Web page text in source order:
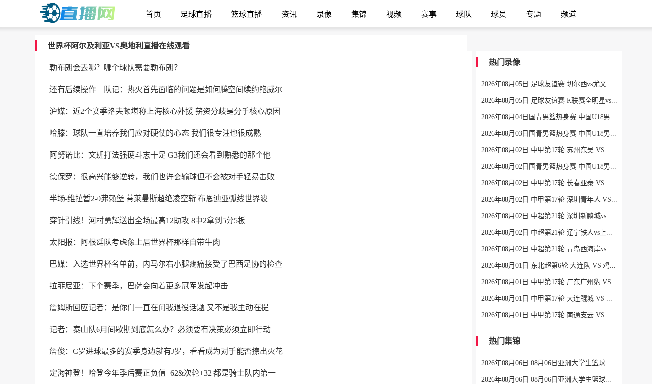
首页 足球直播 篮球直播 资讯 录像 集锦 视频 赛事 球队 球员 专题 频道
世界杯阿尔及利亚VS奥地利直播在线观看
勒布朗会去哪？哪个球队需要勒布朗？
还有后续操作！队记：热火首先面临的问题是如何腾空间续约鲍威尔
沪媒：近2个赛季洛夫顿堪称上海核心外援 薪资分歧是分手核心原因
哈滕：球队一直培养我们应对硬仗的心态 我们很专注也很成熟
阿努诺比：文班打法强硬斗志十足 G3我们还会看到熟悉的那个他
德保罗：很高兴能够逆转，我们也许会输球但不会被对手轻易击败
半场-维拉暂2-0弗赖堡 蒂莱曼斯超绝凌空斩 布恩迪亚弧线世界波
穿针引线！河村勇辉送出全场最高12助攻 8中2拿到5分5板
太阳报：阿根廷队考虑像上届世界杯那样自带牛肉
巴媒：入选世界杯名单前，内马尔右小腿疼痛接受了巴西足协的检查
拉菲尼亚：下个赛季，巴萨会向着更多冠军发起冲击
詹姆斯回应记者：是你们一直在问我退役话题 又不是我主动在提
记者：泰山队6月间歇期到底怎么办？必须要有决策必须立即行动
詹俊：C罗进球最多的赛季身边就有J罗，看看成为对手能否擦出火花
定海神登！哈登今年季后赛正负值+62&次轮+32 都是骑士队内第一
热门录像
2026年08月05日 足球友谊赛 切尔西vs尤文图斯 全场录像
2026年08月05日 足球友谊赛 K联赛全明星vs曼城 全场录像
2026年08月04日国青男篮热身赛 中国U18男篮 - 加拿大大卫·安篮球学院 全场录像
2026年08月03日国青男篮热身赛 中国U18男篮 - 韩国东国大学 全场录像
2026年08月02日 中甲第17轮 苏州东吴 VS 梅州客家 全场录像
2026年08月02日国青男篮热身赛 中国U18男篮 - 纽纳华丁闪电队 全场录像
2026年08月02日 中甲第17轮 长春亚泰 VS 石家庄功夫 全场录像
2026年08月02日 中甲第17轮 深圳青年人 VS 无锡吴钩 全场录像
2026年08月02日 中超第21轮 深圳新鹏城vs重庆铜梁龙 全场录像
2026年08月02日 中超第21轮 辽宁铁人vs上海申花 全场录像
2026年08月02日 中超第21轮 青岛西海岸vs青岛海牛 全场录像
2026年08月01日 东北超第6轮 大连队 VS 鸡西队 全场录像
2026年08月01日 中甲第17轮 广东广州豹 VS 佛山南狮 全场录像
2026年08月01日 中甲第17轮 大连鲲城 VS 陕西联合 全场录像
2026年08月01日 中甲第17轮 南通支云 VS 定南赣联 全场录像
热门集锦
2026年08月06日 08月06日亚洲大学生篮球联赛8强赛 清华大学 85 - 81 菲律宾大学 集锦
2026年08月06日 08月06日亚洲大学生篮球联赛8强赛 早稻田大学 78 - 71 高丽大学 集锦